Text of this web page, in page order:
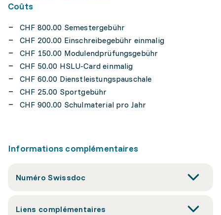
Coûts
CHF 800.00 Semestergebühr
CHF 200.00 Einschreibegebühr einmalig
CHF 150.00 Modulendprüfungsgebühr
CHF 50.00 HSLU-Card einmalig
CHF 60.00 Dienstleistungspauschale
CHF 25.00 Sportgebühr
CHF 900.00 Schulmaterial pro Jahr
Informations complémentaires
Numéro Swissdoc
Liens complémentaires